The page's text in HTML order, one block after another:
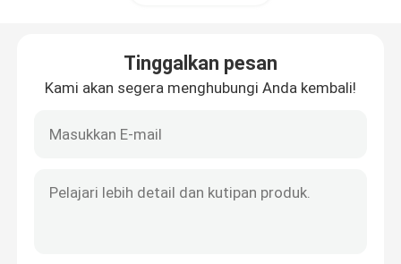
Rumah
Produk
Tinggalkan pesan
Kami akan segera menghubungi Anda kembali!